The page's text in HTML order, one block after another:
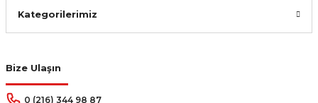
Bize Ulaşın
0 (216) 344 98 87
Kategorilerimiz